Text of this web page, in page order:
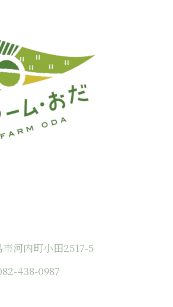
河内町小田2517-5
438-0987